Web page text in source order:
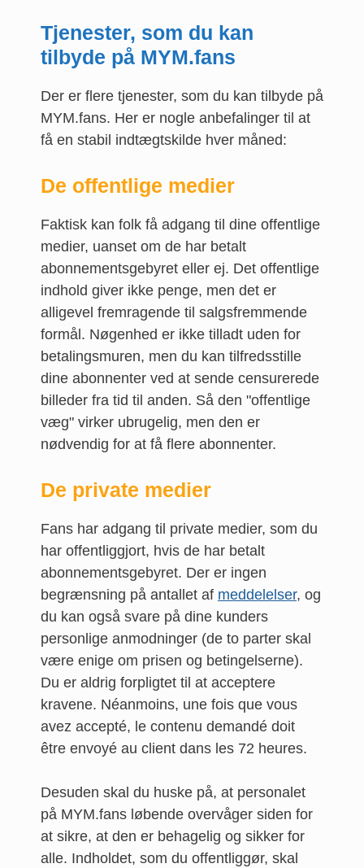
Tjenester, som du kan
tilbyde på MYM.fans
Der er flere tjenester, som du kan tilbyde på
MYM.fans. Her er nogle anbefalinger til at
få en stabil indtægtskilde hver måned:
De offentlige medier
Faktisk kan folk få adgang til dine offentlige
medier, uanset om de har betalt
abonnementsgebyret eller ej. Det offentlige
indhold giver ikke penge, men det er
alligevel fremragende til salgsfremmende
formål. Nøgenhed er ikke tilladt uden for
betalingsmuren, men du kan tilfredsstille
dine abonnenter ved at sende censurerede
billeder fra tid til anden. Så den "offentlige
væg" virker ubrugelig, men den er
nødvendig for at få flere abonnenter.
De private medier
Fans har adgang til private medier, som du
har offentliggjort, hvis de har betalt
abonnementsgebyret. Der er ingen
begrænsning på antallet af meddelelser, og
du kan også svare på dine kunders
personlige anmodninger (de to parter skal
være enige om prisen og betingelserne).
Du er aldrig forpligtet til at acceptere
kravene. Néanmoins, une fois que vous
avez accepté, le contenu demandé doit
être envoyé au client dans les 72 heures.
Desuden skal du huske på, at personalet
på MYM.fans løbende overvåger siden for
at sikre, at den er behagelig og sikker for
alle. Indholdet, som du offentliggør, skal